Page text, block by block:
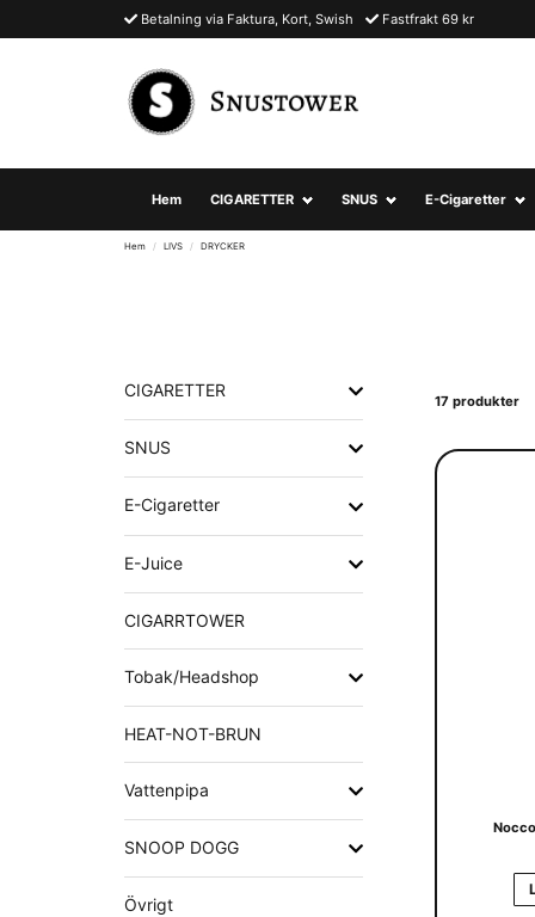
Betalning via Faktura, Kort, Swish Fastfrakt 69 kr
Hem CIGARETTER SNUS E-Cigaretter
Hem LIVS DRYCKER
CIGARETTER
SNUS
E-Cigaretter
E-Juice
CIGARRTOWER
Tobak/Headshop
HEAT-NOT-BRUN
Vattenpipa
SNOOP DOGG
Övrigt
17 produkter